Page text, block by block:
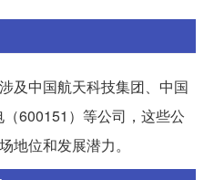
及中国航天科技集团、中国
600151）等公司，这些公
地位和发展潜力。